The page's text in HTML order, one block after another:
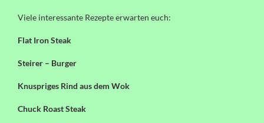
Viele interessante Rezepte erwarten euch:
Flat Iron Steak
Steirer – Burger
Knuspriges Rind aus dem Wok
Chuck Roast Steak